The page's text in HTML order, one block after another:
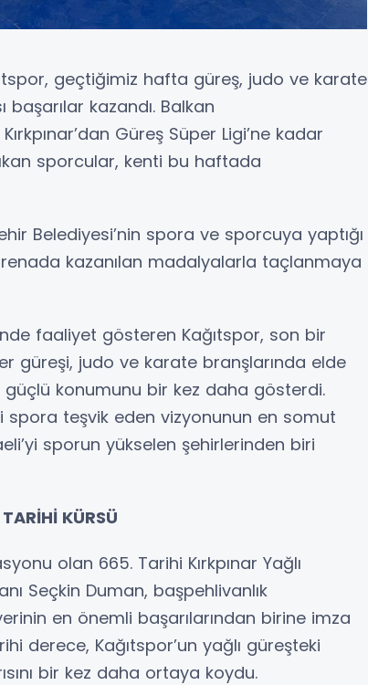
geçtiğimiz hafta güreş, judo ve karate
kazandı. Balkan
Güreş Süper Ligi’ne kadar
sporcular, kenti bu haftada
Belediyesi’nin spora ve sporcuya yaptığı
kazanılan madalyalarla taçlanmaya
faaliyet gösteren Kağıtspor, son bir
güreşi, judo ve karate branşlarında elde
konumunu bir kez daha gösterdi.
spora teşvik eden vizyonunun en somut
sporun yükselen şehirlerinden biri
KÜRSÜ
olan 665. Tarihi Kırkpınar Yağlı
Seçkin Duman, başpehlivanlık
en önemli başarılarından birine imza
derece, Kağıtspor’un yağlı güreşteki
bir kez daha ortaya koydu.